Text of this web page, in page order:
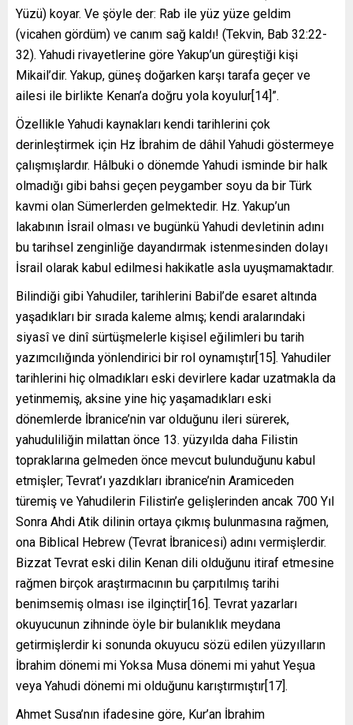
Yüzü) koyar. Ve şöyle der: Rab ile yüz yüze geldim
(vicahen gördüm) ve canım sağ kaldı! (Tekvin, Bab 32:22-
32). Yahudi rivayetlerine göre Yakup’un güreştiği kişi
Mikail’dir. Yakup, güneş doğarken karşı tarafa geçer ve
ailesi ile birlikte Kenan’a doğru yola koyulur[14]”.
Özellikle Yahudi kaynakları kendi tarihlerini çok
derinleştirmek için Hz İbrahim de dâhil Yahudi göstermeye
çalışmışlardır. Hâlbuki o dönemde Yahudi isminde bir halk
olmadığı gibi bahsi geçen peygamber soyu da bir Türk
kavmi olan Sümerlerden gelmektedir. Hz. Yakup’un
lakabının İsrail olması ve bugünkü Yahudi devletinin adını
bu tarihsel zenginliğe dayandırmak istenmesinden dolayı
İsrail olarak kabul edilmesi hakikatle asla uyuşmamaktadır.
Bilindiği gibi Yahudiler, tarihlerini Babil’de esaret altında
yaşadıkları bir sırada kaleme almış; kendi aralarındaki
siyasî ve dinî sürtüşmelerle kişisel eğilimleri bu tarih
yazımcılığında yönlendirici bir rol oynamıştır[15]. Yahudiler
tarihlerini hiç olmadıkları eski devirlere kadar uzatmakla da
yetinmemiş, aksine yine hiç yaşamadıkları eski
dönemlerde İbranice’nin var olduğunu ileri sürerek,
yahuduliliğin milattan önce 13. yüzyılda daha Filistin
topraklarına gelmeden önce mevcut bulunduğunu kabul
etmişler; Tevrat’ı yazdıkları ibranice’nin Aramiceden
türemiş ve Yahudilerin Filistin’e gelişlerinden ancak 700 Yıl
Sonra Ahdi Atik dilinin ortaya çıkmış bulunmasına rağmen,
ona Biblical Hebrew (Tevrat İbranicesi) adını vermişlerdir.
Bizzat Tevrat eski dilin Kenan dili olduğunu itiraf etmesine
rağmen birçok araştırmacının bu çarpıtılmış tarihi
benimsemiş olması ise ilginçtir[16]. Tevrat yazarları
okuyucunun zihninde öyle bir bulanıklık meydana
getirmişlerdir ki sonunda okuyucu sözü edilen yüzyılların
İbrahim dönemi mi Yoksa Musa dönemi mi yahut Yeşua
veya Yahudi dönemi mi olduğunu karıştırmıştır[17].
Ahmet Susa’nın ifadesine göre, Kur’an İbrahim